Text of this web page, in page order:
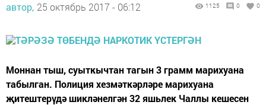
автор, 25 октябрь 2017 - 06:12 1125 0 0
Моннан тыш, суыткычтан тагын 3 грамм марихуана
табылган. Полиция хезмәткәрләре марихуана
җитештерүдә шикләнелгән 32 яшьлек Чаллы кешесен